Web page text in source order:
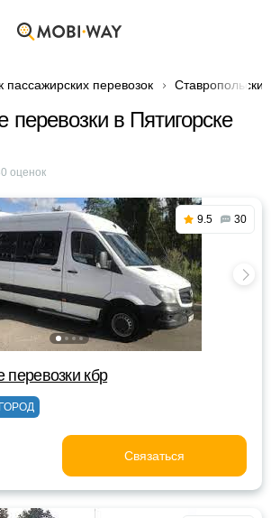
пассажирских перевозок
перевозки в Пятигорске
оценок
9.5 30
перевозки кбр
Связаться